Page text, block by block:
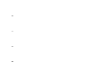
-
-
-
-